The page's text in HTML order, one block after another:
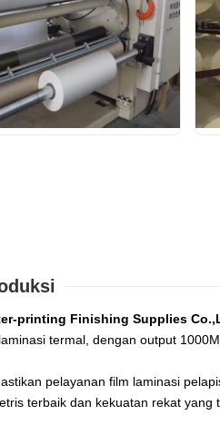
printing Finishing Supplies
termal, dengan output
pelayanan film laminasi
terbaik dan kekuatan rekat yang